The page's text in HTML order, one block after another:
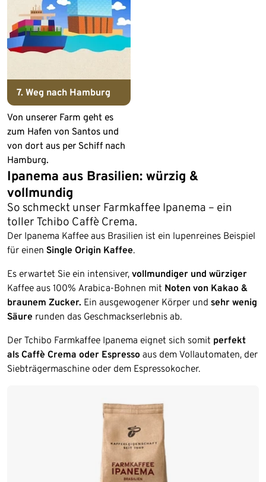
7. Weg nach Hamburg
Von unserer Farm geht es
zum Hafen von Santos und
von dort aus per Schiff nach
Hamburg.
Ipanema aus Brasilien: würzig &
vollmundig
So schmeckt unser Farmkaffee Ipanema – ein
toller Tchibo Caffè Crema.
Der Ipanema Kaffee aus Brasilien ist ein lupenreines Beispiel
für einen Single Origin Kaffee.
Es erwartet Sie ein intensiver, vollmundiger und würziger
Kaffee aus 100% Arabica-Bohnen mit Noten von Kakao &
braunem Zucker. Ein ausgewogener Körper und sehr wenig
Säure runden das Geschmackserlebnis ab.
Der Tchibo Farmkaffee Ipanema eignet sich somit perfekt
als Caffè Crema oder Espresso aus dem Vollautomaten, der
Siebträgermaschine oder dem Espressokocher.